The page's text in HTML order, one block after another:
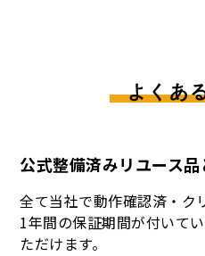
よくあ
公式整備済みリユース
全て当社で動作確認済・ク
1年間の保証期間が付いて
ただけます。